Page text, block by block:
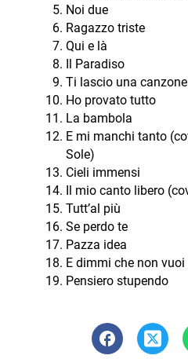
Noi due
Ragazzo triste
Qui e là
Il Paradiso
Ti lascio una
Ho provato tutto
La bambola
E mi manchi tanto
Sole)
Cieli immensi
Il mio canto libero
Tutt’al più
Se perdo te
Pazza idea
E dimmi che non vuoi
Pensiero stupendo